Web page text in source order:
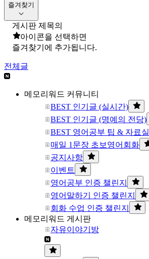
즐겨찾기
게시판 제목의
아이콘을 선택하면
즐겨찾기에 추가됩니다.
전체글
메모리워드 커뮤니티
BEST 인기글 (실시간)
BEST 인기글 (명예의 전당)
BEST 영어공부 팁 & 자료실
매일 1문장 초보영어회화
공지사항
이벤트
영어공부 인증 챌린지
영어말하기 인증 챌린지
회화 수업 인증 챌린지
메모리워드 게시판
자유이야기방